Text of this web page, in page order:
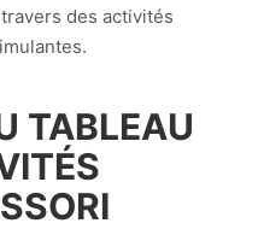
des activités
TABLEAU